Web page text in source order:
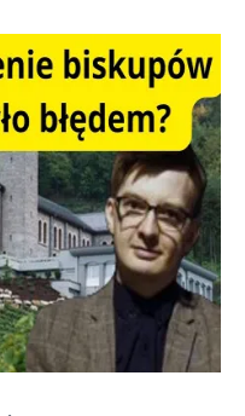
historycznych
i tłumaczenie,
później znowu jakiegoś